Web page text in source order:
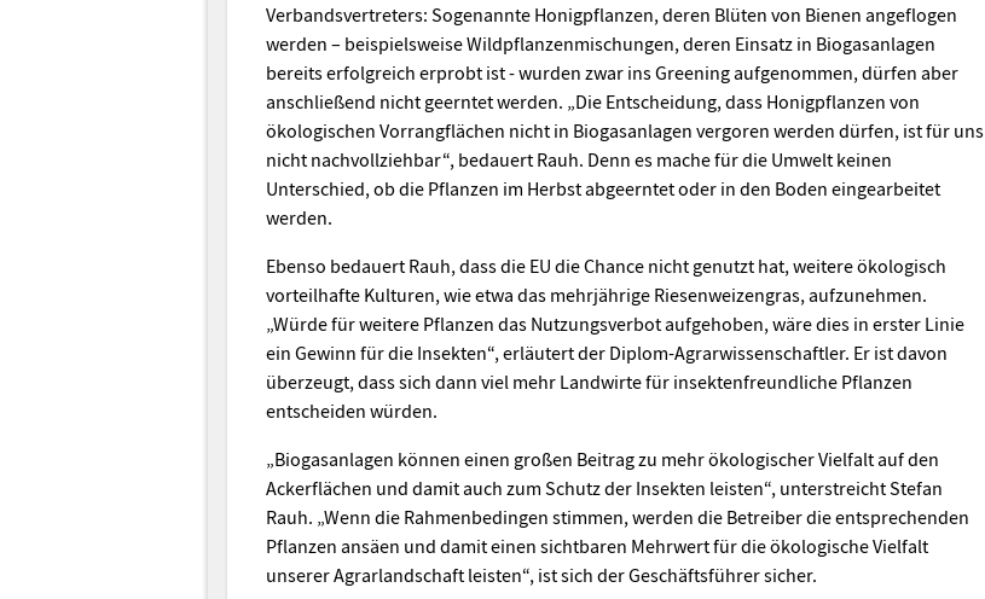
Verbandsvertreters: Sogenannte Honigpflanzen, deren Blüten von Bienen angeflogen
werden – beispielsweise Wildpflanzenmischungen, deren Einsatz in Biogasanlagen
bereits erfolgreich erprobt ist - wurden zwar ins Greening aufgenommen, dürfen aber
anschließend nicht geerntet werden. „Die Entscheidung, dass Honigpflanzen von
ökologischen Vorrangflächen nicht in Biogasanlagen vergoren werden dürfen, ist für uns
nicht nachvollziehbar“, bedauert Rauh. Denn es mache für die Umwelt keinen
Unterschied, ob die Pflanzen im Herbst abgeerntet oder in den Boden eingearbeitet
werden.
Ebenso bedauert Rauh, dass die EU die Chance nicht genutzt hat, weitere ökologisch
vorteilhafte Kulturen, wie etwa das mehrjährige Riesenweizengras, aufzunehmen.
„Würde für weitere Pflanzen das Nutzungsverbot aufgehoben, wäre dies in erster Linie
ein Gewinn für die Insekten“, erläutert der Diplom-Agrarwissenschaftler. Er ist davon
überzeugt, dass sich dann viel mehr Landwirte für insektenfreundliche Pflanzen
entscheiden würden.
„Biogasanlagen können einen großen Beitrag zu mehr ökologischer Vielfalt auf den
Ackerflächen und damit auch zum Schutz der Insekten leisten“, unterstreicht Stefan
Rauh. „Wenn die Rahmenbedingen stimmen, werden die Betreiber die entsprechenden
Pflanzen ansäen und damit einen sichtbaren Mehrwert für die ökologische Vielfalt
unserer Agrarlandschaft leisten“, ist sich der Geschäftsführer sicher.